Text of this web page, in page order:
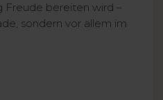
Freude bereiten wird –
sondern vor allem im